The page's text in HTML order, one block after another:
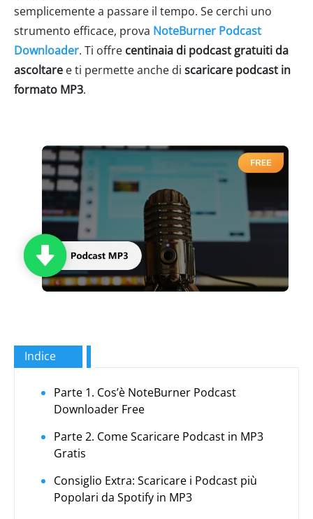
semplicemente a passare il tempo. Se cerchi uno
strumento efficace, prova NoteBurner Podcast
Downloader. Ti offre centinaia di podcast gratuiti da
ascoltare e ti permette anche di scaricare podcast in
formato MP3.
Indice
Parte 1. Cos’è NoteBurner Podcast
Downloader Free
Parte 2. Come Scaricare Podcast in MP3
Gratis
Consiglio Extra: Scaricare i Podcast più
Popolari da Spotify in MP3